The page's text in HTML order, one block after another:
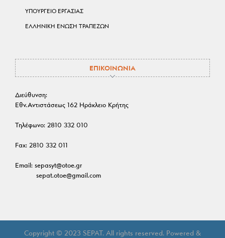
ΥΠΟΥΡΓΕΙΟ ΕΡΓΑΣΙΑΣ
ΕΛΛΗΝΙΚΗ ΕΝΩΣΗ ΤΡΑΠΕΖΩΝ
ΕΠΙΚΟΙΝΩΝΙΑ
Διεύθυνση:
Εθν.Αντιστάσεως 162 Ηράκλειο Κρήτης
Τηλέφωνο: 2810 332 010
Fax: 2810 332 011
Email: sepasyt@otoe.gr
sepat.otoe@gmail.com
Copyright © 2023 SEPAT. All rights reserved. Powered &